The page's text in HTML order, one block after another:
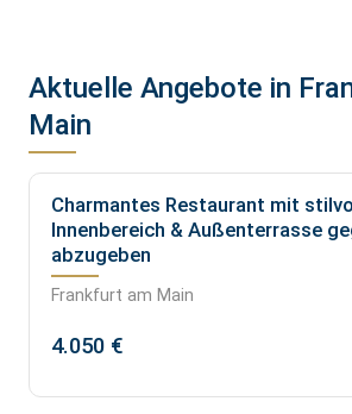
Aktuelle Angebote in
Main
Charmantes Restaurant mit
Innenbereich & Außenterrasse
abzugeben
Frankfurt am Main
4.050 €